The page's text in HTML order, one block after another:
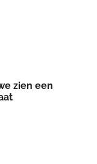
zien een